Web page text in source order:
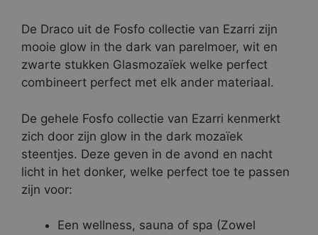
De Draco uit de Fosfo collectie van Ezarri zijn
mooie glow in the dark van parelmoer, wit en
zwarte stukken Glasmozaïek welke perfect
combineert perfect met elk ander materiaal.
De gehele Fosfo collectie van Ezarri kenmerkt
zich door zijn glow in the dark mozaïek
steentjes. Deze geven in de avond en nacht
licht in het donker, welke perfect toe te passen
zijn voor:
Een wellness, sauna of spa (Zowel